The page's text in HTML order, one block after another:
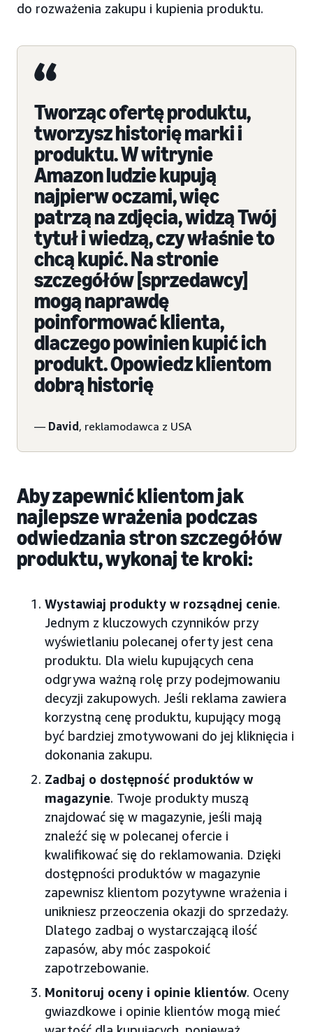
do rozważenia zakupu i kupienia produktu.
Tworząc ofertę produktu,
tworzysz historię marki i
produktu. W witrynie
Amazon ludzie kupują
najpierw oczami, więc
patrzą na zdjęcia, widzą Twój
tytuł i wiedzą, czy właśnie to
chcą kupić. Na stronie
szczegółów [sprzedawcy]
mogą naprawdę
poinformować klienta,
dlaczego powinien kupić ich
produkt. Opowiedz klientom
dobrą historię
— David , reklamodawca z USA
Aby zapewnić klientom jak
najlepsze wrażenia podczas
odwiedzania stron szczegółów
produktu, wykonaj te kroki:
Wystawiaj produkty w rozsądnej cenie.
Jednym z kluczowych czynników przy
wyświetlaniu polecanej oferty jest cena
produktu. Dla wielu kupujących cena
odgrywa ważną rolę przy podejmowaniu
decyzji zakupowych. Jeśli reklama zawiera
korzystną cenę produktu, kupujący mogą
być bardziej zmotywowani do jej kliknięcia i
dokonania zakupu.
Zadbaj o dostępność produktów w
magazynie. Twoje produkty muszą
znajdować się w magazynie, jeśli mają
znaleźć się w polecanej ofercie i
kwalifikować się do reklamowania. Dzięki
dostępności produktów w magazynie
zapewnisz klientom pozytywne wrażenia i
unikniesz przeoczenia okazji do sprzedaży.
Dlatego zadbaj o wystarczającą ilość
zapasów, aby móc zaspokoić
zapotrzebowanie.
Monitoruj oceny i opinie klientów. Oceny
gwiazdkowe i opinie klientów mogą mieć